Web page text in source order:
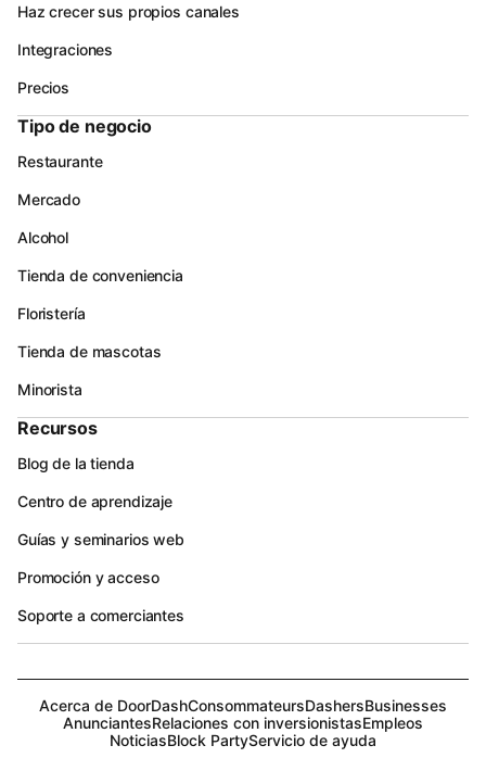
Haz crecer sus propios canales
Integraciones
Precios
Tipo de negocio
Restaurante
Mercado
Alcohol
Tienda de conveniencia
Floristería
Tienda de mascotas
Minorista
Recursos
Blog de la tienda
Centro de aprendizaje
Guías y seminarios web
Promoción y acceso
Soporte a comerciantes
Acerca de DoorDashConsommateursDashersBusinesses
AnunciantesRelaciones con inversionistasEmpleos
NoticiasBlock PartyServicio de ayuda